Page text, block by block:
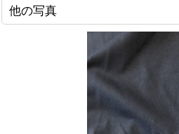
他の写真